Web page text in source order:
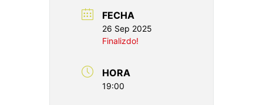
FECHA
26 Sep 2025
Finalizdo!
HORA
19:00